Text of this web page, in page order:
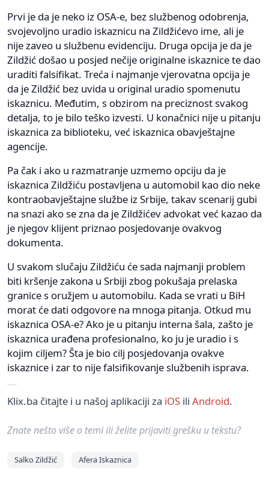
Prvi je da je neko iz OSA-e, bez službenog odobrenja,
svojevoljno uradio iskaznicu na Zildžićevo ime, ali je
nije zaveo u službenu evidenciju. Druga opcija je da je
Zildžić došao u posjed nečije originalne iskaznice te dao
uraditi falsifikat. Treća i najmanje vjerovatna opcija je
da je Zildžić bez uvida u original uradio spomenutu
iskaznicu. Međutim, s obzirom na preciznost svakog
detalja, to je bilo teško izvesti. U konačnici nije u pitanju
iskaznica za biblioteku, već iskaznica obavještajne
agencije.
Pa čak i ako u razmatranje uzmemo opciju da je
iskaznica Zildžiću postavljena u automobil kao dio neke
kontraobavještajne službe iz Srbije, takav scenarij gubi
na snazi ako se zna da je Zildžićev advokat već kazao da
je njegov klijent priznao posjedovanje ovakvog
dokumenta.
U svakom slučaju Zildžiću će sada najmanji problem
biti kršenje zakona u Srbiji zbog pokušaja prelaska
granice s oružjem u automobilu. Kada se vrati u BiH
morat će dati odgovore na mnoga pitanja. Otkud mu
iskaznica OSA-e? Ako je u pitanju interna šala, zašto je
iskaznica urađena profesionalno, ko ju je uradio i s
kojim ciljem? Šta je bio cilj posjedovanja ovakve
iskaznice i zar to nije falsifikovanje službenih isprava.
Klix.ba čitajte i u našoj aplikaciji za iOS ili Android.
Znate nešto više o temi ili želite prijaviti grešku u tekstu?
Salko Zildžić Afera Iskaznica